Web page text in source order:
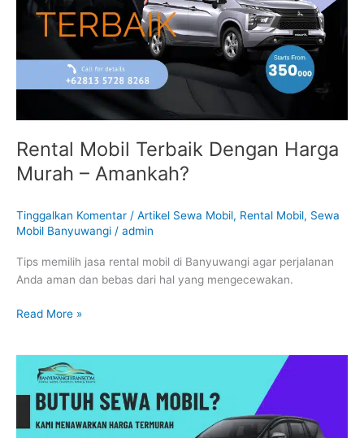
Rental Mobil Terbaik Dengan Harga
Murah – Amankah?
Tinggalkan Komentar / Artikel Sewa Mobil, Rental Mobil, Sewa
Mobil Banyuwangi / admin
Tips memilih jasa rental mobil di Banyuwangi agar perjalanan
Anda aman dan bebas dari hal yang mengecewakan.
Harga
Amankah?
Read More »
Mobil
di